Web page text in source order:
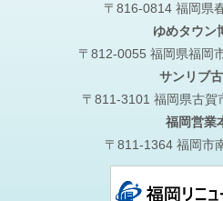
〒816-0814 福岡県
ゆめタウン
〒812-0055 福岡県福岡
サンリブ
〒811-3101 福岡県古賀
福岡営業
〒811-1364 福岡市